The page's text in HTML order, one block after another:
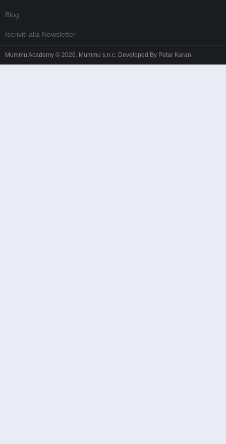
Blog
Iscriviti alla Newsletter
Mummu Academy © 2026. Mummu s.n.c. Developed By Petar Karan